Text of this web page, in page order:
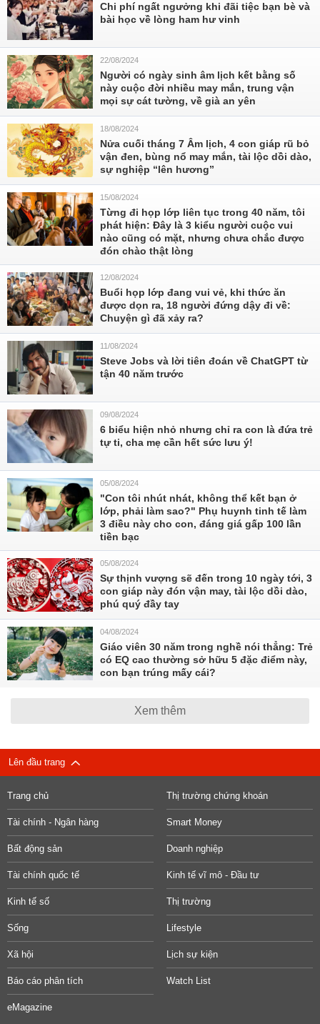
Chi phí ngất ngưởng khi đãi tiệc bạn bè và
bài học về lòng ham hư vinh
22/08/2024
Người có ngày sinh âm lịch kết bằng số
này cuộc đời nhiều may mắn, trung vận
mọi sự cát tường, về già an yên
18/08/2024
Nửa cuối tháng 7 Âm lịch, 4 con giáp rũ bỏ
vận đen, bùng nổ may mắn, tài lộc dồi dào,
sự nghiệp “lên hương”
15/08/2024
Từng đi họp lớp liên tục trong 40 năm, tôi
phát hiện: Đây là 3 kiểu người cuộc vui
nào cũng có mặt, nhưng chưa chắc được
đón chào thật lòng
12/08/2024
Buổi họp lớp đang vui vẻ, khi thức ăn
được dọn ra, 18 người đứng dậy đi về:
Chuyện gì đã xảy ra?
11/08/2024
Steve Jobs và lời tiên đoán về ChatGPT từ
tận 40 năm trước
09/08/2024
6 biểu hiện nhỏ nhưng chỉ ra con là đứa trẻ
tự ti, cha mẹ cần hết sức lưu ý!
05/08/2024
"Con tôi nhút nhát, không thể kết bạn ở
lớp, phải làm sao?" Phụ huynh tinh tế làm
3 điều này cho con, đáng giá gấp 100 lần
tiền bạc
05/08/2024
Sự thịnh vượng sẽ đến trong 10 ngày tới, 3
con giáp này đón vận may, tài lộc dồi dào,
phú quý đầy tay
04/08/2024
Giáo viên 30 năm trong nghề nói thẳng: Trẻ
có EQ cao thường sở hữu 5 đặc điểm này,
con bạn trúng mấy cái?
Xem thêm
Lên đầu trang
Trang chủ Thị trường chứng khoán
Tài chính - Ngân hàng Smart Money
Bất động sản Doanh nghiệp
Tài chính quốc tế Kinh tế vĩ mô - Đầu tư
Kinh tế số Thị trường
Sống Lifestyle
Xã hội Lịch sự kiện
Báo cáo phân tích Watch List
eMagazine